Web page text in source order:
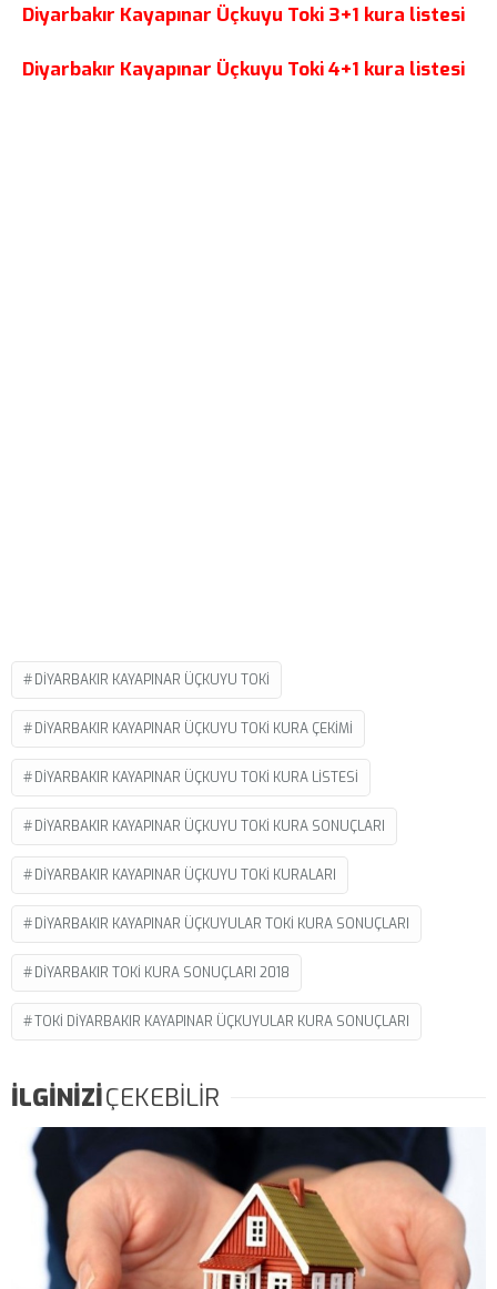
Diyarbakır Kayapınar Üçkuyu Toki 3+1 kura listesi
Diyarbakır Kayapınar Üçkuyu Toki 4+1 kura listesi
DIYARBAKIR KAYAPINAR ÜÇKUYU TOKI
DIYARBAKIR KAYAPINAR ÜÇKUYU TOKI KURA ÇEKIMI
DIYARBAKIR KAYAPINAR ÜÇKUYU TOKI KURA LISTESI
DIYARBAKIR KAYAPINAR ÜÇKUYU TOKI KURA SONUÇLARI
DIYARBAKIR KAYAPINAR ÜÇKUYU TOKI KURALARI
DIYARBAKIR KAYAPINAR ÜÇKUYULAR TOKI KURA SONUÇLARI
DIYARBAKIR TOKI KURA SONUÇLARI 2018
TOKI DIYARBAKIR KAYAPINAR ÜÇKUYULAR KURA SONUÇLARI
İLGİNİZİÇEKEBİLİR